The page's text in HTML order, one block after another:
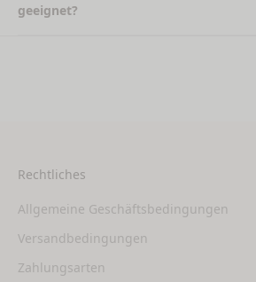
geeignet?
Rechtliches
Allgemeine Geschäftsbedingungen
Versandbedingungen
Zahlungsarten